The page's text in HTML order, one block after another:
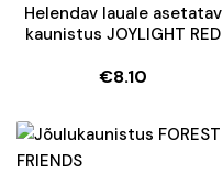
Helendav lauale asetatav
kaunistus JOYLIGHT RED
€8.10